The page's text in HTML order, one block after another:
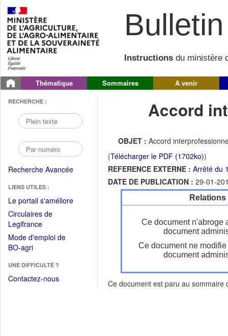
Instructions du ministère
Thématique Sommaires A venir
RECHERCHE :
Recherche Avancée
LIENS UTILES :
Le portail s'améliore(Fichier
Circulaires de
Legifrance(Ouvrir
dans
une
fenêtre)
Mode d'emploi de
BO-agri(Ouvrir
une
nouvelle
UNE DIFFICULTÉ ?
Contactez-nous
Accord
OBJET : Accord
(Télécharger le PDF (1702ko))
REFERENCE EXTERNE : Arrêté du
DATE DE PUBLICATION : 29-01-
Ce document n'abroge
document
Ce document ne
document
Ce document est paru au sommaire